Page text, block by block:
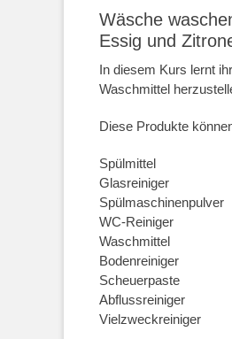
Wäsche
Essig und
In diesem Kurs lernt
Waschmittel
Diese Produkte
Spülmittel
Glasreiniger
Spülmaschinenpulver
WC-Reiniger
Waschmittel
Bodenreiniger
Scheuerpaste
Abflussreiniger
Vielzweckreiniger